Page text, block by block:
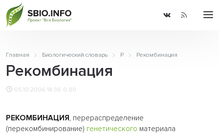
Главная Биологический словарь Р Рекомбинация
Рекомбинация
05.10.2006 14:36 0.00
РЕКОМБИНАЦИЯ, перераспределение
(перекомбинирование) генетического материала